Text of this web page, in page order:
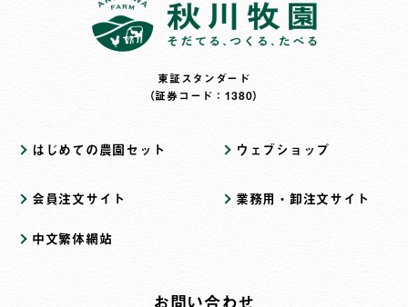
東証スタンダード
（証券コード：1380）
はじめての農園セット ウェブショップ
会員注文サイト 業務用・卸注文サイト
中文繁体網站
お問い合わせ